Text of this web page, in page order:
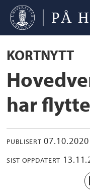
KORTNYTT
har
PUBLISERT
SIST OPPDATERT